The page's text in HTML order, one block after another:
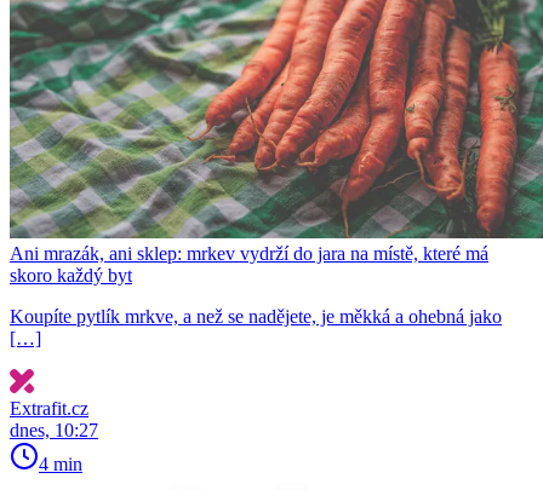
Ani mrazák, ani sklep: mrkev vydrží do jara na místě, které má
skoro každý byt
Koupíte pytlík mrkve, a než se nadějete, je měkká a ohebná jako
[…]
Extrafit.cz
dnes, 10:27
4 min